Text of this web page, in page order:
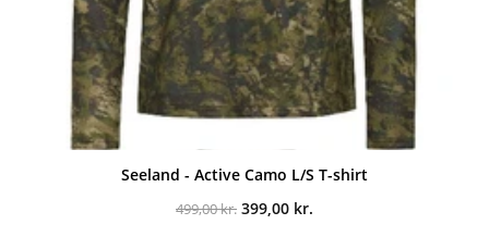
Seeland - Active Camo L/S T-shirt
499,00kr. Den
399,00 kr.